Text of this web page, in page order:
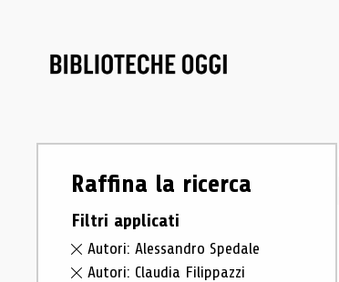
Raffina la ricerca
Filtri applicati
Autori: Alessandro Spedale
Autori: Claudia Filippazzi